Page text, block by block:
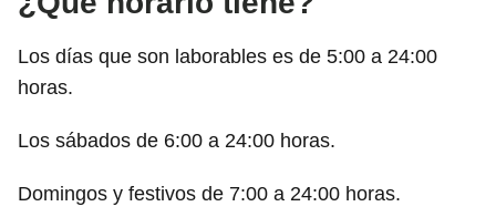
Los días que son laborables es de 5:00 a 24:00
horas.
Los sábados de 6:00 a 24:00 horas.
Domingos y festivos de 7:00 a 24:00 horas.